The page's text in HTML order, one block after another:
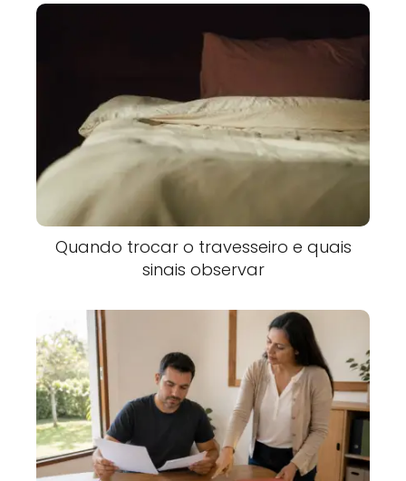
Quando trocar o travesseiro e quais
sinais observar